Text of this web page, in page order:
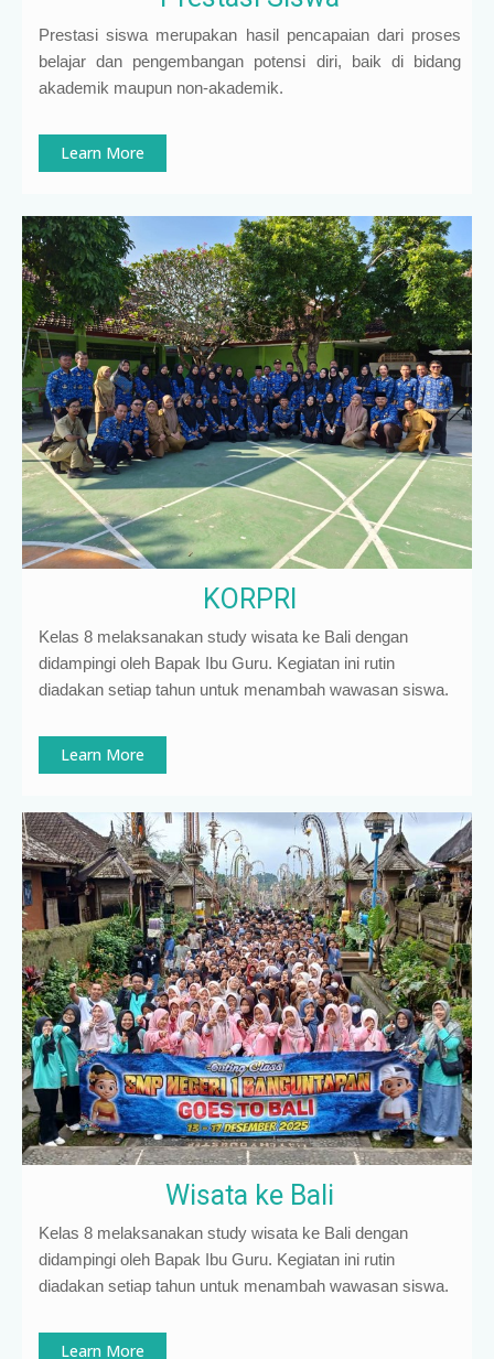
Prestasi siswa merupakan hasil pencapaian dari proses
belajar dan pengembangan potensi diri, baik di bidang
akademik maupun non-akademik.
Learn More
KORPRI
Kelas 8 melaksanakan study wisata ke Bali dengan
didampingi oleh Bapak Ibu Guru. Kegiatan ini rutin
diadakan setiap tahun untuk menambah wawasan siswa.
Learn More
Wisata ke Bali
Kelas 8 melaksanakan study wisata ke Bali dengan
didampingi oleh Bapak Ibu Guru. Kegiatan ini rutin
diadakan setiap tahun untuk menambah wawasan siswa.
Learn More